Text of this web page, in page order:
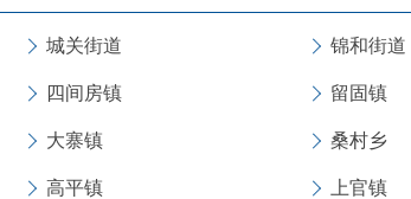
城关街道 锦和街道
四间房镇 留固镇
大寨镇 桑村乡
高平镇 上官镇